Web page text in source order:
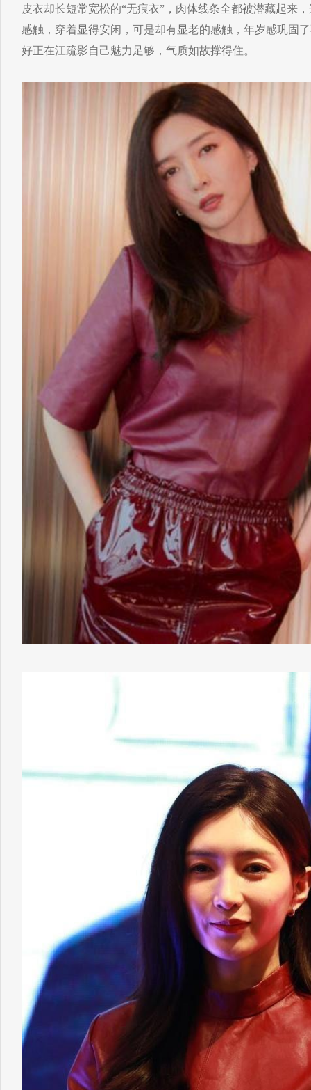
皮衣却长短常宽松的“无痕衣”，肉体线条全都被潜藏起来
感触，穿着显得安闲，可是却有显老的感触，年岁感巩固
好正在江疏影自己魅力足够，气质如故撑得住。